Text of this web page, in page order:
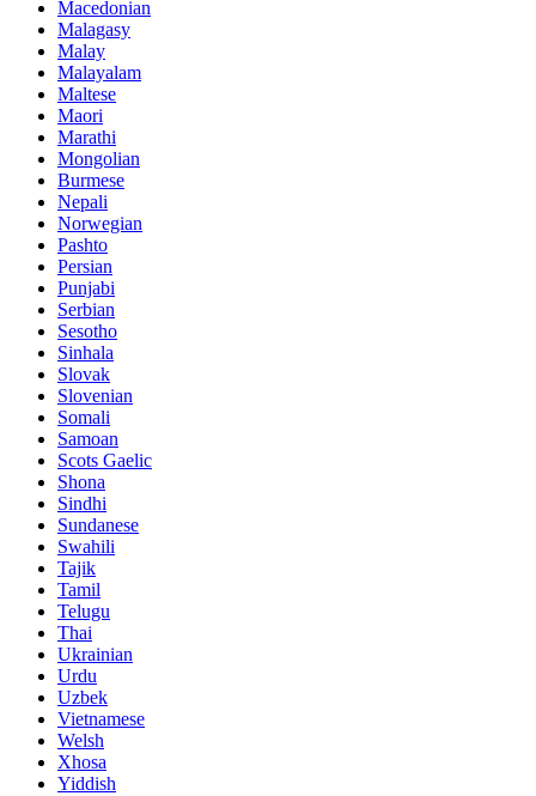
Macedonian
Malagasy
Malay
Malayalam
Maltese
Maori
Marathi
Mongolian
Burmese
Nepali
Norwegian
Pashto
Persian
Punjabi
Serbian
Sesotho
Sinhala
Slovak
Slovenian
Somali
Samoan
Scots Gaelic
Shona
Sindhi
Sundanese
Swahili
Tajik
Tamil
Telugu
Thai
Ukrainian
Urdu
Uzbek
Vietnamese
Welsh
Xhosa
Yiddish